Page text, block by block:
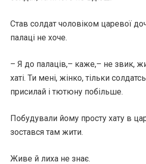
Став солдат чоловіком царевої
палаці не хоче.
– Я до палаців,– каже,– не звик,
хаті. Ти мені, жінко, тільки
присилай і тютюну побільше.
Побудували йому просту хату в
зостався там жити.
Живе й лиха не знає.